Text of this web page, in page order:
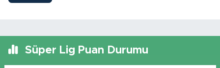
Süper Lig Puan Durumu